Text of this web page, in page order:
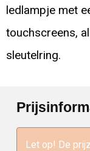
ledlampje met
touchscreens,
sleutelring.
Let op! De